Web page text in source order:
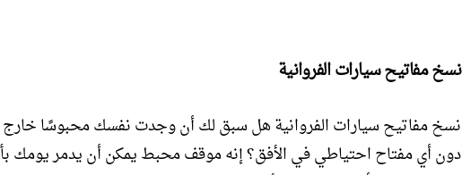
نسخ مفاتيح سيارات الفروانية
نسخ مفاتيح سيارات الفروانية هل سبق لك أن وجدت نفسك محبوسًا
دون أي مفتاح احتياطي في الأفق؟ إنه موقف محبط يمكن أن يدمر يومك